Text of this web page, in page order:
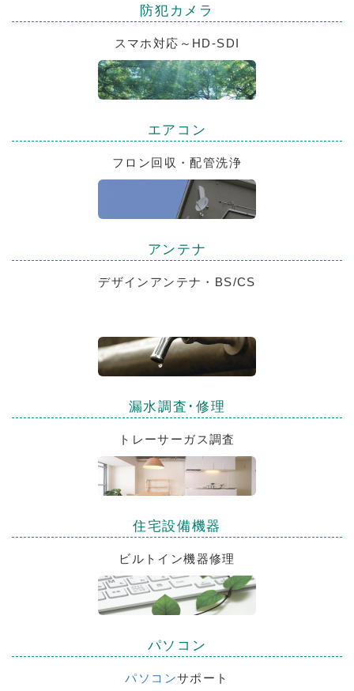
防犯カメラ
スマホ対応～HD-SDI
エアコン
フロン回収・配管洗浄
アンテナ
デザインアンテナ・BS/CS
漏水調査･修理
トレーサーガス調査
住宅設備機器
ビルトイン機器修理
パソコン
パソコンサポート